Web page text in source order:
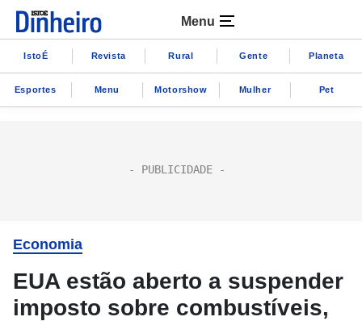
Menu
IstoÉ Revista Rural Gente Planeta
Esportes Menu Motorshow Mulher Pet
Economia
EUA estão aberto a suspender
imposto sobre combustíveis,